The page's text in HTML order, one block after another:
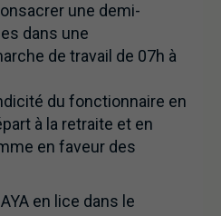
une demi-
dans une
de travail de 07h à
du fonctionnaire en
à la retraite et en
en faveur des
en lice dans le